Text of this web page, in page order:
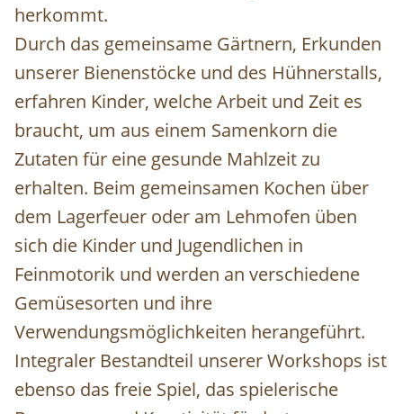
herkommt.
Durch das gemeinsame Gärtnern, Erkunden
unserer Bienenstöcke und des Hühnerstalls,
erfahren Kinder, welche Arbeit und Zeit es
braucht, um aus einem Samenkorn die
Zutaten für eine gesunde Mahlzeit zu
erhalten. Beim gemeinsamen Kochen über
dem Lagerfeuer oder am Lehmofen üben
sich die Kinder und Jugendlichen in
Feinmotorik und werden an verschiedene
Gemüsesorten und ihre
Verwendungsmöglichkeiten herangeführt.
Integraler Bestandteil unserer Workshops ist
ebenso das freie Spiel, das spielerische